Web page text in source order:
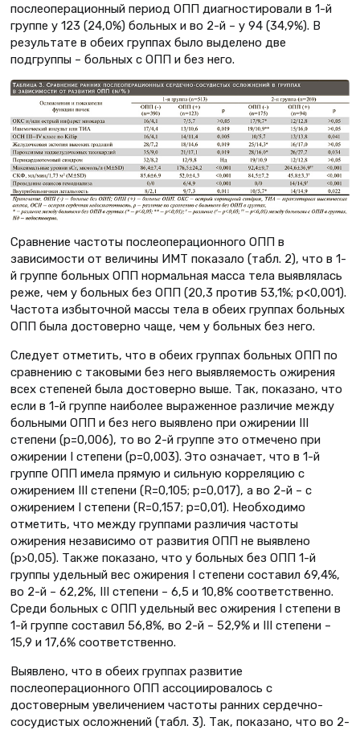
послеоперационный период ОПП диагностировали в 1-й
группе у 123 (24,0%) больных и во 2-й – у 94 (34,9%). В
результате в обеих группах было выделено две
подгруппы – больных с ОПП и без него.
Сравнение частоты послеоперационного ОПП в
зависимости от величины ИМТ показало (табл. 2), что в 1-
й группе больных ОПП нормальная масса тела выявлялась
реже, чем у больных без ОПП (20,3 против 53,1%; p<0,001).
Частота избыточной массы тела в обеих группах больных
ОПП была достоверно чаще, чем у больных без него.
Следует отметить, что в обеих группах больных ОПП по
сравнению с таковыми без него выявляемость ожирения
всех степеней была достоверно выше. Так, показано, что
если в 1-й группе наиболее выраженное различие между
больными ОПП и без него выявлено при ожирении III
степени (p=0,006), то во 2-й группе это отмечено при
ожирении I степени (p=0,003). Это означает, что в 1-й
группе ОПП имела прямую и сильную корреляцию с
ожирением III степени (R=0,105; p=0,017), а во 2-й – с
ожирением I степени (R=0,157; p=0,01). Необходимо
отметить, что между группами различия частоты
ожирения независимо от развития ОПП не выявлено
(p>0,05). Также показано, что у больных без ОПП 1-й
группы удельный вес ожирения I степени составил 69,4%,
во 2-й – 62,2%, III степени – 6,5 и 10,8% соответственно.
Среди больных с ОПП удельный вес ожирения I степени в
1-й группе составил 56,8%, во 2-й – 52,9% и III степени –
15,9 и 17,6% соответственно.
Выявлено, что в обеих группах развитие
послеоперационного ОПП ассоциировалось с
достоверным увеличением частоты ранних сердечно-
сосудистых осложнений (табл. 3). Так, показано, что во 2-